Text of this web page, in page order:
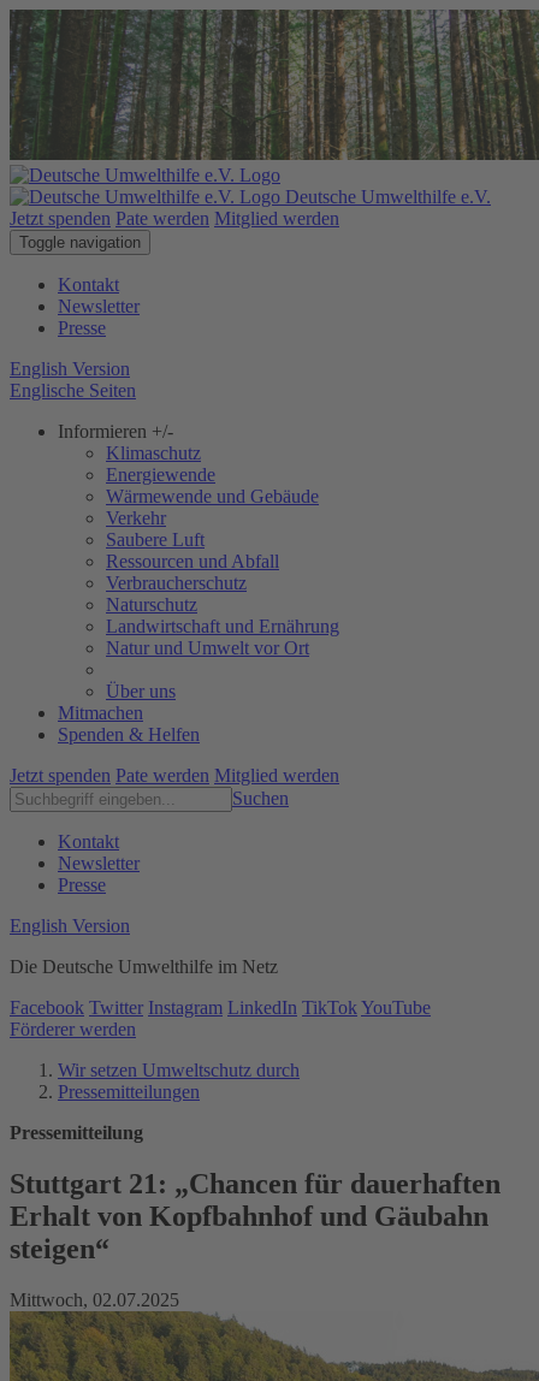
Deutsche Umwelthilfe e.V.
Jetzt spenden Pate werden Mitglied werden
Toggle navigation
Kontakt
Newsletter
Presse
English Version
Englische Seiten
Informieren +/-
Klimaschutz
Energiewende
Wärmewende und Gebäude
Verkehr
Saubere Luft
Ressourcen und Abfall
Verbraucherschutz
Naturschutz
Landwirtschaft und Ernährung
Natur und Umwelt vor Ort
Über uns
Mitmachen
Spenden & Helfen
Jetzt spenden Pate werden Mitglied werden
Suchen
Kontakt
Newsletter
Presse
English Version
Die Deutsche Umwelthilfe im Netz
Facebook Twitter Instagram LinkedIn TikTok YouTube
Förderer werden
Wir setzen Umweltschutz durch
Pressemitteilungen
Pressemitteilung
Stuttgart 21: „Chancen für dauerhaften
Erhalt von Kopfbahnhof und Gäubahn
steigen“
Mittwoch, 02.07.2025